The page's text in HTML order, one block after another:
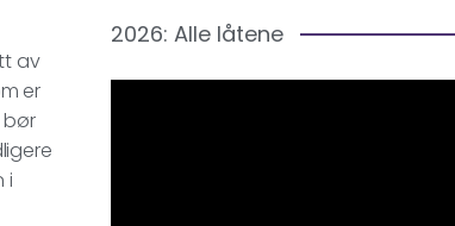
av
er
bør
i
2026: Alle låtene